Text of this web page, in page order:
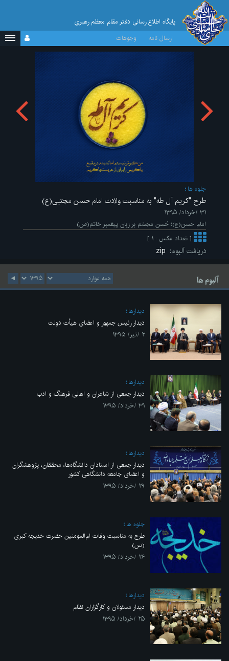
پایگاه اطلاع رسانی دفتر مقام معظم رهبری
ارسال نامه
وجوهات
جلوه ها
طرح "کریم آل طه" به مناسبت ولادت امام حسن مجتبی(ع)
۳۱ /خرداد/ ۱۳۹۵
امام حسن(ع)؛ حُسن مجسّم بر زبان پیغمبر خاتم(ص)
[ تعداد عکس : ۱ ]
دریافت آلبوم:
آلبوم ها
ديدارها
دیدار رئیس جمهور و اعضای هیأت دولت
۲ /تیر/ ۱۳۹۵
ديدارها
دیدار جمعی از شاعران و اهالی فرهنگ و ادب
۳۱ /خرداد/ ۱۳۹۵
ديدارها
دیدار جمعی از استادان دانشگاه‌ها، محققان، پژوهشگران
و اعضای جامعه دانشگاهی کشور
۲۹ /خرداد/ ۱۳۹۵
جلوه ها
طرح به مناسبت وفات ام‌المومنین حضرت خدیجه‌ کبری
(س)
۲۶ /خرداد/ ۱۳۹۵
ديدارها
دیدار مسئولان و کارگزاران نظام
۲۵ /خرداد/ ۱۳۹۵